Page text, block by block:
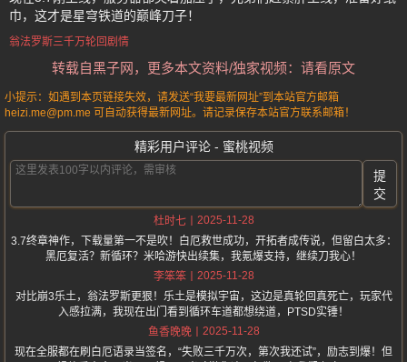
巾，这才是星穹铁道的巅峰刀子！
翁法罗斯三千万轮回剧情
转载自黑子网，更多本文资料/独家视频：请看原文
小提示：如遇到本页链接失效，请发送“我要最新网址”到本站官方邮箱
heizi.me@pm.me 可自动获得最新网址。请记录保存本站官方联系邮箱！
精彩用户评论 - 蜜桃视频
提
交
杜时七
2025-11-28
3.7终章神作，下载量第一不是吹！白厄救世成功，开拓者成传说，但留白太多：
黑厄复活？新循环？米哈游快出续集，我氪爆支持，继续刀我心！
李笨笨
2025-11-28
对比崩3乐土，翁法罗斯更狠！乐土是模拟宇宙，这边是真轮回真死亡，玩家代
入感拉满，我现在出门看到循环车道都想绕道，PTSD实锤！
鱼香晚晚
2025-11-28
现在全服都在刷白厄语录当签名，“失败三千万次，第次我还试”，励志到爆！但